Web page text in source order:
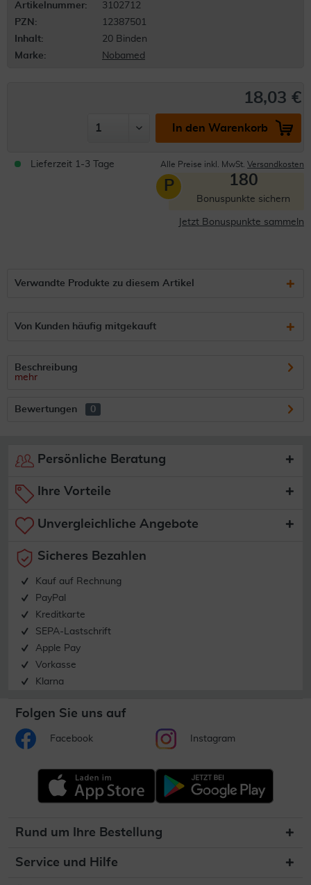
Artikelnummer:
3102712
PZN:
12387501
Inhalt:
20 Binden
Marke:
Nobamed
18,03 €
In den Warenkorb
Lieferzeit 1-3 Tage Alle Preise inkl. MwSt. Versandkosten
P 180
Bonuspunkte sichern
Jetzt Bonuspunkte sammeln
Verwandte Produkte zu diesem Artikel
Von Kunden häufig mitgekauft
Beschreibung
mehr
Bewertungen 0
Persönliche Beratung
Ihre Vorteile
Unvergleichliche Angebote
Sicheres Bezahlen
Kauf auf Rechnung
PayPal
Kreditkarte
SEPA-Lastschrift
Apple Pay
Vorkasse
Klarna
Folgen Sie uns auf
Facebook Instagram
Rund um Ihre Bestellung
Service und Hilfe